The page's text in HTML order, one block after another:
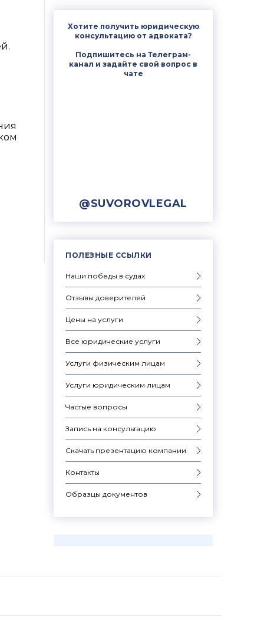
Хотите получить юридическую
консультацию от адвоката?
Подпишитесь на Телеграм-
канал и задайте свой вопрос в
чате
@SUVOROVLEGAL
ПОЛЕЗНЫЕ ССЫЛКИ
Наши победы в судах
Отзывы доверителей
Цены на услуги
Все юридические услуги
Услуги физическим лицам
Услуги юридическим лицам
Частые вопросы
Запись на консультацию
Скачать презентацию компании
Контакты
Образцы документов